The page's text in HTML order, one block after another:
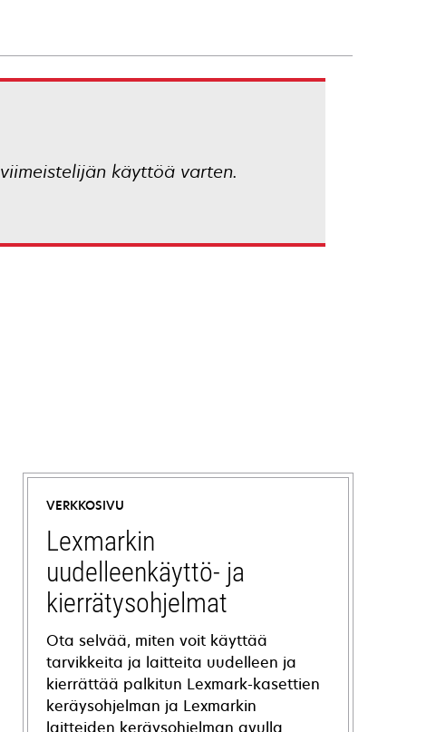
käyttöä varten.
VERKKOSIVU
Lexmarkin
uudelleenkäyttö- ja
kierrätysohjelmat
Ota selvää, miten voit käyttää
tarvikkeita ja laitteita uudelleen ja
kierrättää palkitun Lexmark-kasettien
keräysohjelman ja Lexmarkin
laitteiden keräysohjelman avulla.